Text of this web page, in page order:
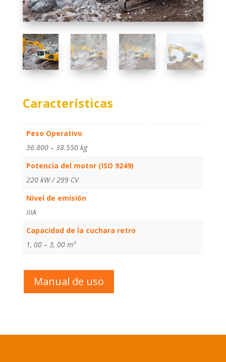
Características
Peso Operativo
36.800 – 38.550 kg
Potencia del motor (ISO 9249)
220 kW / 299 CV
Nivel de emisión
IIIA
Capacidad de la cuchara retro
1, 00 – 3, 00 m³
Manual de uso